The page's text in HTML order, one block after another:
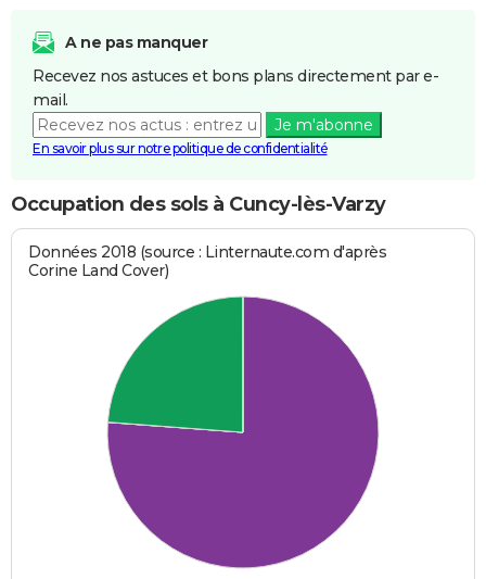
A ne pas manquer
Recevez nos astuces et bons plans directement par e-
mail.
Je m'abonne
En savoir plus sur notre politique de confidentialité
Occupation des sols à Cuncy-lès-Varzy
Données 2018 (source : Linternaute.com d'après
Corine Land Cover)